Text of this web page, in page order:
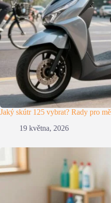
Jaký skútr 125 vybrat? Rady pro
19 května, 2026